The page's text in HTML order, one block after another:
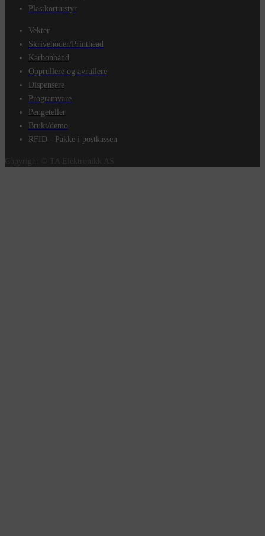
Plastkortutstyr
Vekter
Skrivehoder/Printhead
Karbonbånd
Opprullere og avrullere
Dispensere
Programvare
Pengeteller
Brukt/demo
RFID - Pakke i postkassen